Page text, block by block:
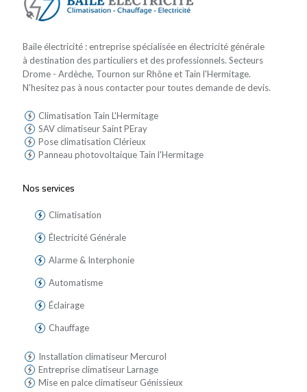
Baile électricité : entreprise spécialisée en électricité générale
à destination des particuliers et des professionnels. Secteurs
Drome - Ardèche, Tournon sur Rhône et Tain l'Hermitage.
N'hesitez pas à nous contacter pour toutes demande de devis.
Climatisation Tain L'Hermitage
SAV climatiseur Saint PEray
Pose climatisation Clérieux
Panneau photovoltaique Tain l'Hermitage
Nos services
Climatisation
Électricité Générale
Alarme & Interphonie
Automatisme
Éclairage
Chauffage
Installation climatiseur Mercurol
Entreprise climatiseur Larnage
Mise en palce climatiseur Génissieux